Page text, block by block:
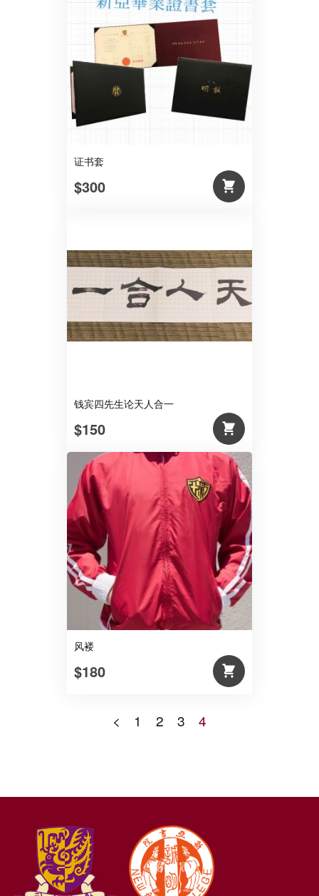
证书套
$300
钱宾四先生论天人合一
$150
风褛
$180
< 1 2 3 4